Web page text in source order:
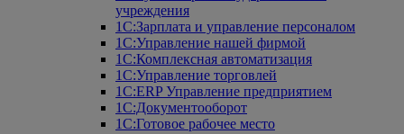
учреждения
1С:Зарплата и управление персоналом
1С:Управление нашей фирмой
1С:Комплексная автоматизация
1С:Управление торговлей
1С:ERP Управление предприятием
1С:Документооборот
1C:Готовое рабочее место